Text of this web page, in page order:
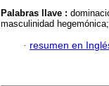
Palabras llave :
masculinidad
· resumen en